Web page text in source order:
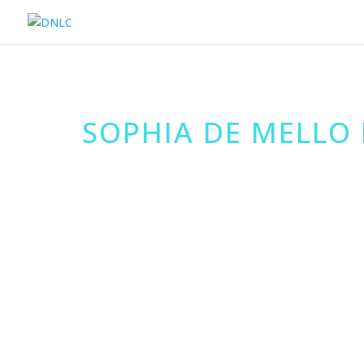
SOPHIA DE MELLO